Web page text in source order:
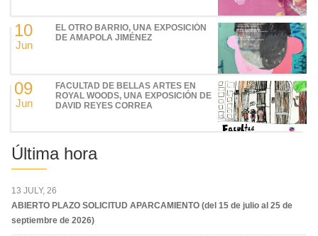
10
Jun
EL OTRO BARRIO, UNA EXPOSICIÓN
DE AMAPOLA JIMÉNEZ
09
Jun
FACULTAD DE BELLAS ARTES EN
ROYAL WOODS, UNA EXPOSICIÓN DE
DAVID REYES CORREA
Última hora
13 JULY, 26
ABIERTO PLAZO SOLICITUD APARCAMIENTO (del 15 de julio al 25 de
septiembre de 2026)